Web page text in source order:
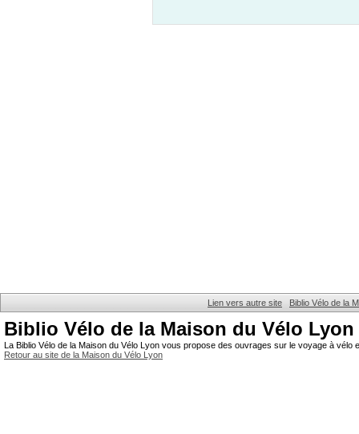
Lien vers autre site Biblio Vélo de la
Biblio Vélo de la Maison du Vélo Lyon
La Biblio Vélo de la Maison du Vélo Lyon vous propose des ouvrages sur le voyage à
Retour au site de la Maison du Vélo Lyon